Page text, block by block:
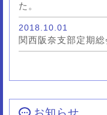
た。
2018.10.01
関西阪奈支部定期
お知らせ